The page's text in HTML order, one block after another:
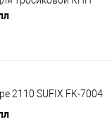
2110 SUFIX FK-7004